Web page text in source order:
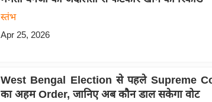
स्तंभ
Apr 25, 2026
West Bengal Election से पहले Supreme
का अहम Order, जानिए अब कौन डाल सकेगा वोट